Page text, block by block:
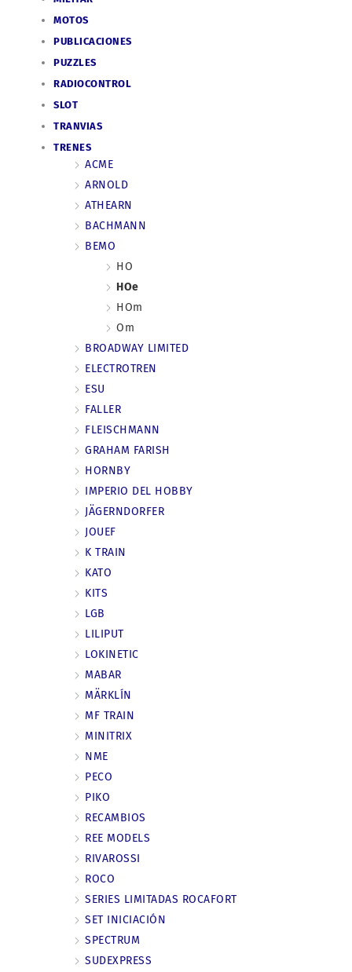
MOTOS
PUBLICACIONES
PUZZLES
RADIOCONTROL
SLOT
TRANVIAS
TRENES
ACME
ARNOLD
ATHEARN
BACHMANN
BEMO
HO
HOe
HOm
Om
BROADWAY LIMITED
ELECTROTREN
ESU
FALLER
FLEISCHMANN
GRAHAM FARISH
HORNBY
IMPERIO DEL HOBBY
JÄGERNDORFER
JOUEF
K TRAIN
KATO
KITS
LGB
LILIPUT
LOKINETIC
MABAR
MÄRKLÍN
MF TRAIN
MINITRIX
NME
PECO
PIKO
RECAMBIOS
REE MODELS
RIVAROSSI
ROCO
SERIES LIMITADAS ROCAFORT
SET INICIACIÓN
SPECTRUM
SUDEXPRESS